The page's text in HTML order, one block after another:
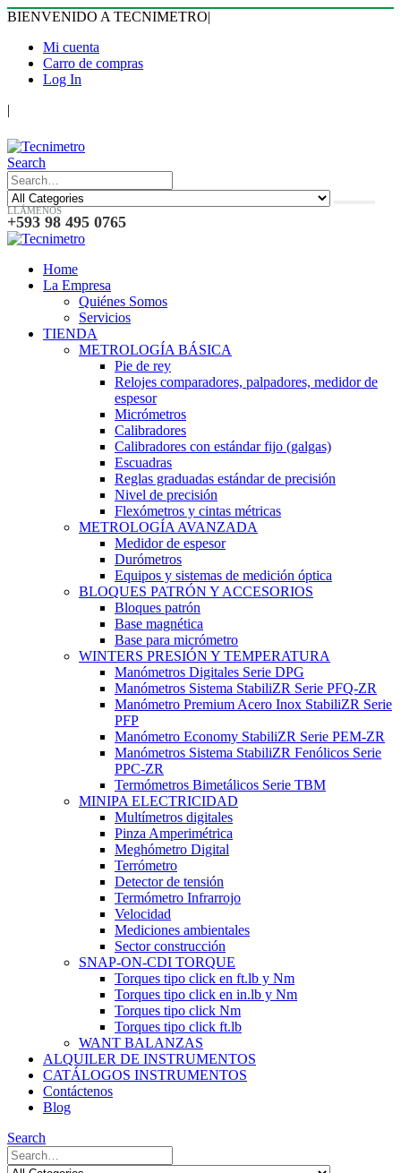
BIENVENIDO A TECNIMETRO|
Mi cuenta
Carro de compras
Log In
|
Search
LLÁMENOS
+593 98 495 0765
Home
La Empresa
Quiénes Somos
Servicios
TIENDA
METROLOGÍA BÁSICA
Pie de rey
Relojes comparadores, palpadores, medidor de
espesor
Micrómetros
Calibradores
Calibradores con estándar fijo (galgas)
Escuadras
Reglas graduadas estándar de precisión
Nivel de precisión
Flexómetros y cintas métricas
METROLOGÍA AVANZADA
Medidor de espesor
Durómetros
Equipos y sistemas de medición óptica
BLOQUES PATRÓN Y ACCESORIOS
Bloques patrón
Base magnética
Base para micrómetro
WINTERS PRESIÓN Y TEMPERATURA
Manómetros Digitales Serie DPG
Manómetros Sistema StabiliZR Serie PFQ-ZR
Manómetro Premium Acero Inox StabiliZR Serie
PFP
Manómetro Economy StabiliZR Serie PEM-ZR
Manómetros Sistema StabiliZR Fenólicos Serie
PPC-ZR
Termómetros Bimetálicos Serie TBM
MINIPA ELECTRICIDAD
Multímetros digitales
Pinza Amperimétrica
Meghómetro Digital
Terrómetro
Detector de tensión
Termómetro Infrarrojo
Velocidad
Mediciones ambientales
Sector construcción
SNAP-ON-CDI TORQUE
Torques tipo click en ft.lb y Nm
Torques tipo click en in.lb y Nm
Torques tipo click Nm
Torques tipo click ft.lb
WANT BALANZAS
ALQUILER DE INSTRUMENTOS
CATÁLOGOS INSTRUMENTOS
Contáctenos
Blog
Search